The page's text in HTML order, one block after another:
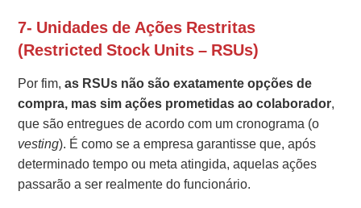
7- Unidades de Ações Restritas
(Restricted Stock Units – RSUs)
Por fim,as RSUs não são exatamente opções de
compra, mas sim ações prometidas ao colaborador,
que são entregues de acordo com um cronograma (o
vesting). É como se a empresa garantisse que, após
determinado tempo ou meta atingida, aquelas ações
passarão a ser realmente do funcionário.